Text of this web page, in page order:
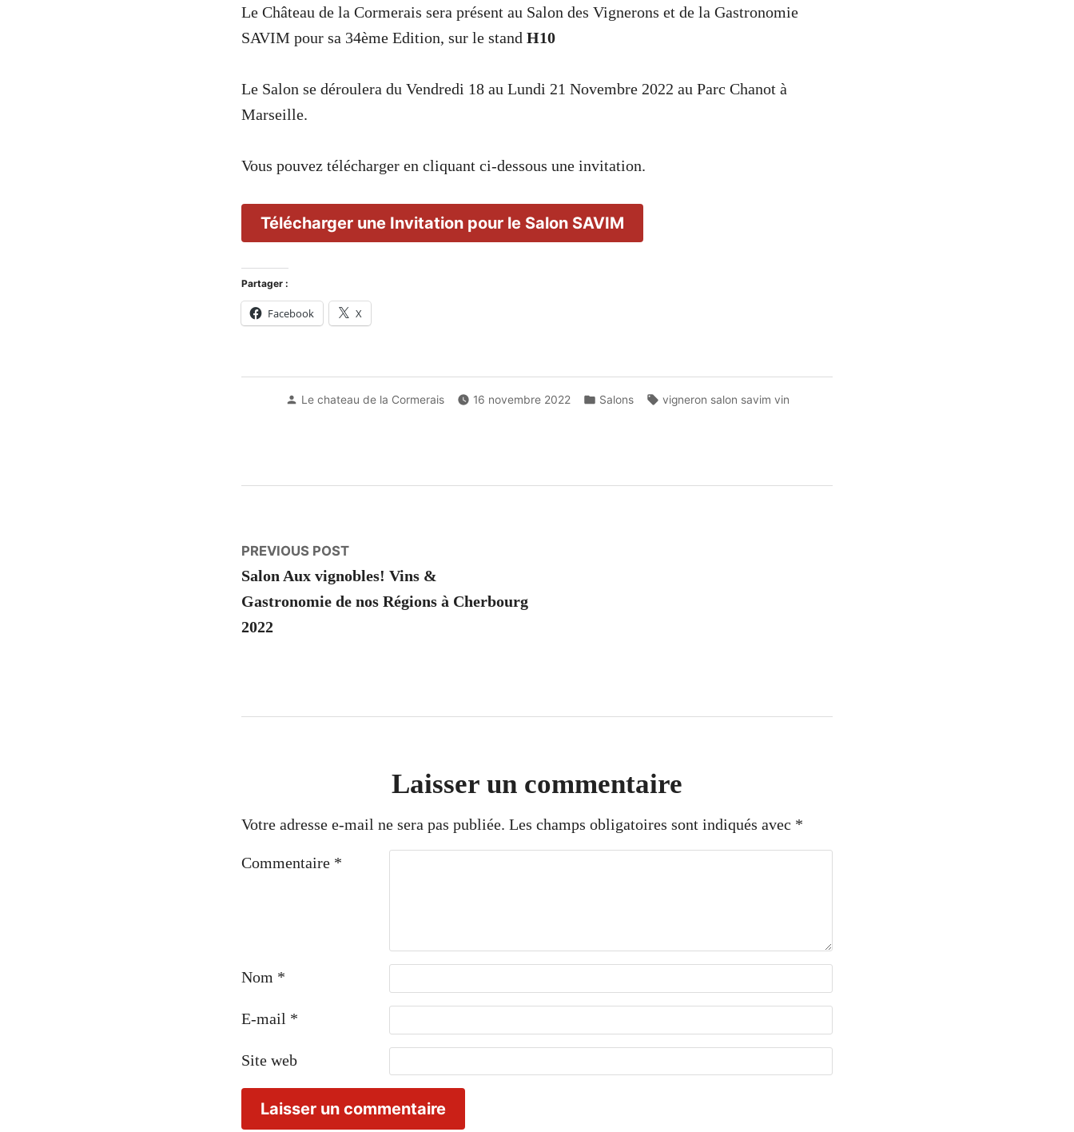
Le Château de la Cormerais sera présent au Salon des Vignerons et de la Gastronomie
SAVIM pour sa 34ème Edition, sur le stand H10
Le Salon se déroulera du Vendredi 18 au Lundi 21 Novembre 2022 au Parc Chanot à
Marseille.
Vous pouvez télécharger en cliquant ci-dessous une invitation.
Télécharger une Invitation pour le Salon SAVIM
Partager :
Facebook X
Posted
Le chateau de la Cormerais 16 novembre 2022
Posted
Salons Tags:
vigneron salon savim vin
Navigation
de
l’article
PREVIOUS POSTPrevious
post:
Salon Aux vignobles! Vins &
Gastronomie de nos Régions à Cherbourg
2022
Laisser un commentaire
Votre adresse e-mail ne sera pas publiée. Les champs obligatoires sont indiqués avec *
Commentaire *
Nom *
E-mail *
Site web